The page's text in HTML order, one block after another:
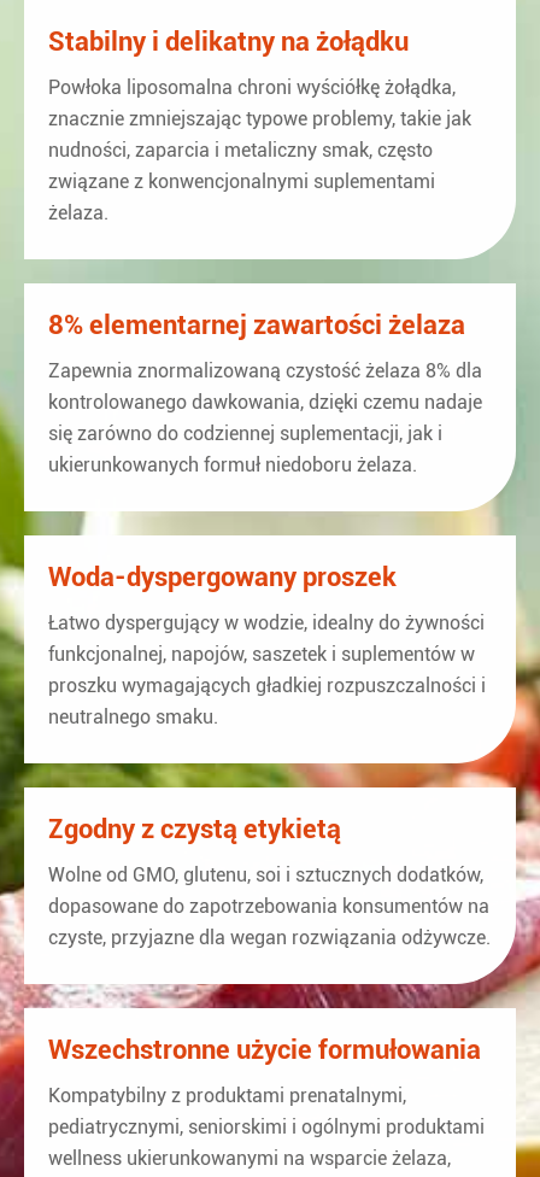
Stabilny i delikatny na żołądku
Powłoka liposomalna chroni wyściółkę żołądka,
znacznie zmniejszając typowe problemy, takie jak
nudności, zaparcia i metaliczny smak, często
związane z konwencjonalnymi suplementami
żelaza.
8% elementarnej zawartości żelaza
Zapewnia znormalizowaną czystość żelaza 8% dla
kontrolowanego dawkowania, dzięki czemu nadaje
się zarówno do codziennej suplementacji, jak i
ukierunkowanych formuł niedoboru żelaza.
Woda-dyspergowany proszek
Łatwo dyspergujący w wodzie, idealny do żywności
funkcjonalnej, napojów, saszetek i suplementów w
proszku wymagających gładkiej rozpuszczalności i
neutralnego smaku.
Zgodny z czystą etykietą
Wolne od GMO, glutenu, soi i sztucznych dodatków,
dopasowane do zapotrzebowania konsumentów na
czyste, przyjazne dla wegan rozwiązania odżywcze.
Wszechstronne użycie formułowania
Kompatybilny z produktami prenatalnymi,
pediatrycznymi, seniorskimi i ogólnymi produktami
wellness ukierunkowanymi na wsparcie żelaza,